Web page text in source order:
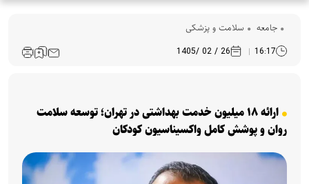
جامعه سلامت و پزشکی
16:17
26 / 02 /1405
ارائه ۱۸ میلیون خدمت بهداشتی در تهران؛ توسعه سلامت
روان و پوشش کامل واکسیناسیون کودکان